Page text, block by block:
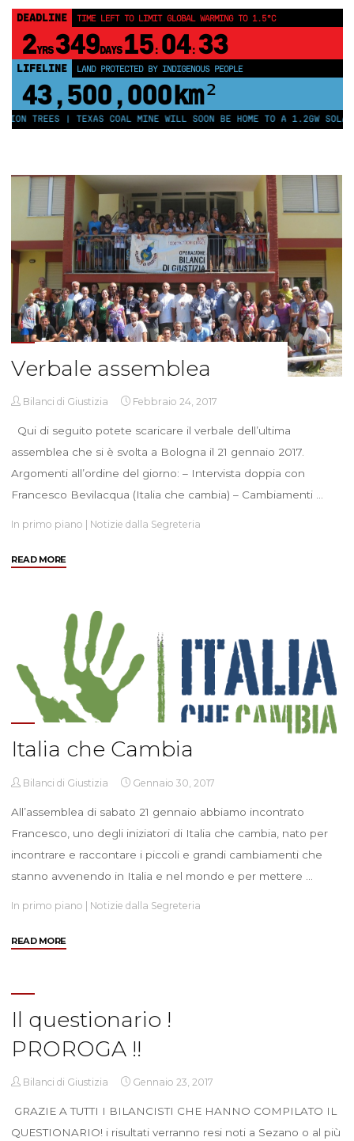
DEADLINE TIME LEFT TO LIMIT GLOBAL WARMING TO 1.5°C
2YRS 349DAYS 15: 04: 32
LIFELINE LAND PROTECTED BY INDIGENOUS PEOPLE
43,500,000km²
| TEXAS COAL MINE WILL SOON BE HOME TO A 1.2GW SOLAR
Verbale assemblea
Bilanci di Giustizia Febbraio 24, 2017
Qui di seguito potete scaricare il verbale dell’ultima
assemblea che si è svolta a Bologna il 21 gennaio 2017.
Argomenti all’ordine del giorno: – Intervista doppia con
Francesco Bevilacqua (Italia che cambia) – Cambiamenti …
In primo piano | Notizie dalla Segreteria
READ MORE"Verbale
Italia che Cambia
Bilanci di Giustizia Gennaio 30, 2017
All’assemblea di sabato 21 gennaio abbiamo incontrato
Francesco, uno degli iniziatori di Italia che cambia, nato per
incontrare e raccontare i piccoli e grandi cambiamenti che
stanno avvenendo in Italia e nel mondo e per mettere …
In primo piano Notizie dalla Segreteria
READ MORE"Italia
Il questionario !
PROROGA !!
Bilanci di Giustizia Gennaio 23, 2017
GRAZIE A TUTTI I BILANCISTI CHE HANNO COMPILATO IL
QUESTIONARIO! i risultati verranno resi noti a Sezano o al più